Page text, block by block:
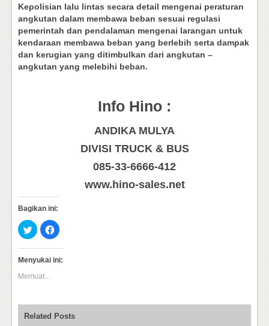
Kepolisian lalu lintas secara detail mengenai peraturan
angkutan dalam membawa beban sesuai regulasi
pemerintah dan pendalaman mengenai larangan untuk
kendaraan membawa beban yang berlebih serta dampak
dan kerugian yang ditimbulkan dari angkutan –
angkutan yang melebihi beban.
Info Hino :
ANDIKA MULYA
DIVISI TRUCK & BUS
085-33-6666-412
www.hino-sales.net
Bagikan ini:
Klik
untuk
berbagi
pada
Twitter(Membuka
di
yang
Klik
untuk
di
Facebook(Membuka
di
Menyukai ini:
Memuat...
Related Posts